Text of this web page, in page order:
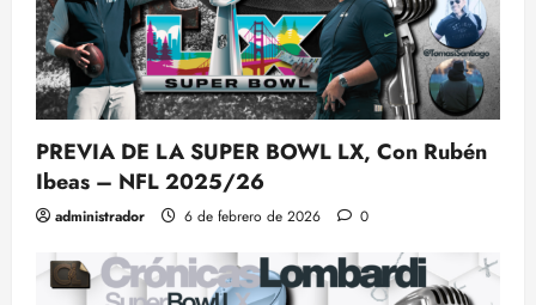
PREVIA DE LA SUPER BOWL LX, Con Rubén
Ibeas – NFL 2025/26
administrador 6 de febrero de 2026 0